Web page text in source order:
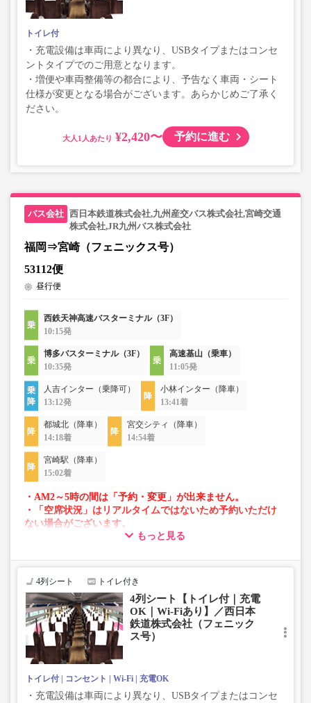
トイレ付
・充電設備は車両により異なり、USBタイプまたはコンセ
ントタイプでのご用意となります。
・増便や車両整備等の都合により、予告なく車両・シート
仕様が変更となる場合がございます。あらかじめご了承く
ださい。
大人 ¥2,420〜 予約に進む
西日本鉄道株式会社,九州産交バス株式会社,宮崎交通
株式会社,JR九州バス株式会社
福岡⇒宮崎（フェニックス号）
53112便
昼行便
西鉄天神高速バスターミナル（3F）
10:15発
博多バスターミナル（3F）
10:35発
高速基山（乗車）
11:05発
人吉インター（乗降可）
13:12発
小林インター（降車）
13:41着
都城北（降車）
14:18着
宮交シティ（降車）
14:54着
宮崎駅（降車）
15:02着
・AM2～5時の間は「予約・変更」が出来ません。
・「空席状況」はリアルタイムではないため予約いただけ
ない場合がございます。
・車両は予告なく変更となる場合がございます。これに伴
で、あらかじめご了承ください。
もっと見る
4列シート トイレ付き
4列シート【トイレ付｜充電
OK｜Wi-Fiあり】／西日本
鉄道株式会社（フェニック
ス号）
トイレ付 コンセント Wi-Fi 充電OK
・充電設備は車両により異なり、USBタイプまたはコンセ